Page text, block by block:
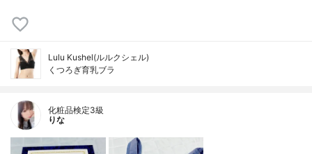
Lulu Kushel(ルルクシェル)
くつろぎ育乳ブラ
化粧品検定3級
りな